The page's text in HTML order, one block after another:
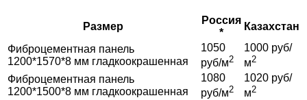
Размер
Россия
*
Казахстан
Фиброцементная панель
1200*1570*8 мм гладкоокрашенная
1050
руб/м2
1000 руб/
м2
Фиброцементная панель
1200*1500*8 мм гладкоокрашенная
1080
руб/м2
1020 руб/
м2